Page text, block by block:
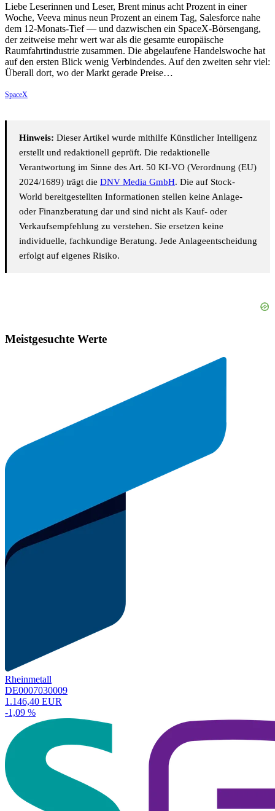
Liebe Leserinnen und Leser, Brent minus acht Prozent in einer
Woche, Veeva minus neun Prozent an einem Tag, Salesforce nahe
dem 12-Monats-Tief — und dazwischen ein SpaceX-Börsengang,
der zeitweise mehr wert war als die gesamte europäische
Raumfahrtindustrie zusammen. Die abgelaufene Handelswoche hat
auf den ersten Blick wenig Verbindendes. Auf den zweiten sehr viel:
Überall dort, wo der Markt gerade Preise…
SpaceX
Hinweis: Dieser Artikel wurde mithilfe Künstlicher Intelligenz
erstellt und redaktionell geprüft. Die redaktionelle
Verantwortung im Sinne des Art. 50 KI-VO (Verordnung (EU)
2024/1689) trägt die DNV Media GmbH. Die auf Stock-
World bereitgestellten Informationen stellen keine Anlage-
oder Finanzberatung dar und sind nicht als Kauf- oder
Verkaufsempfehlung zu verstehen. Sie ersetzen keine
individuelle, fachkundige Beratung. Jede Anlageentscheidung
erfolgt auf eigenes Risiko.
Meistgesuchte Werte
Rheinmetall
DE0007030009
1.146,40 EUR
-1,09 %